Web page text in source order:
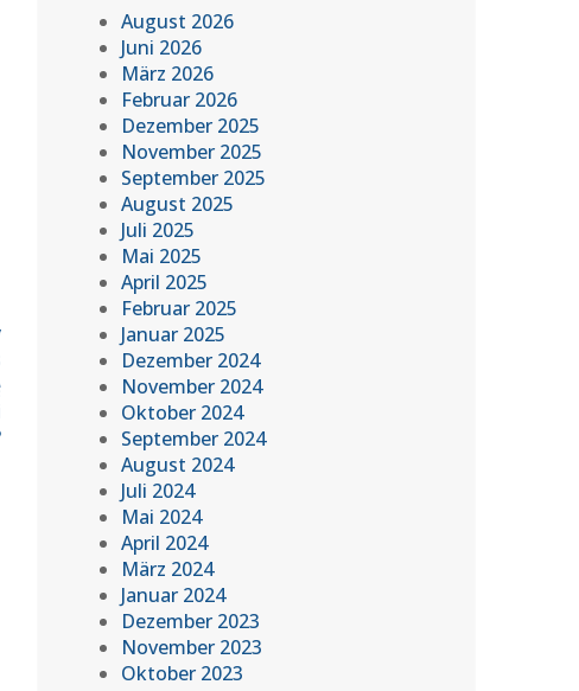
August 2026
Juni 2026
März 2026
Februar 2026
Dezember 2025
November 2025
September 2025
August 2025
Juli 2025
Mai 2025
April 2025
Februar 2025
Januar 2025
Dezember 2024
November 2024
Oktober 2024
September 2024
August 2024
Juli 2024
Mai 2024
April 2024
März 2024
Januar 2024
Dezember 2023
November 2023
Oktober 2023